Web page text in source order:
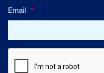
Email *